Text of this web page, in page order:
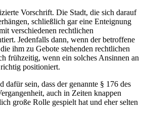
Vorschrift. Die Stadt, die sich darauf
schließlich gar eine Enteignung
verschiedenen rechtlichen
Jedenfalls dann, wenn der betroffene
ihm zu Gebote stehenden rechtlichen
frühzeitig, wenn ein solches Ansinnen an
positioniert.
dafür sein, dass der genannte § 176 des
auch in Zeiten knappen
große Rolle gespielt hat und eher selten